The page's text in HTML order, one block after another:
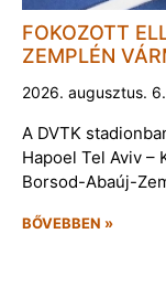
FOKOZOTT
ZEMPLÉN
2026. augusztus.
A DVTK
Hapoel Tel Aviv –
Borsod-Abaúj-
BŐVEBBEN »